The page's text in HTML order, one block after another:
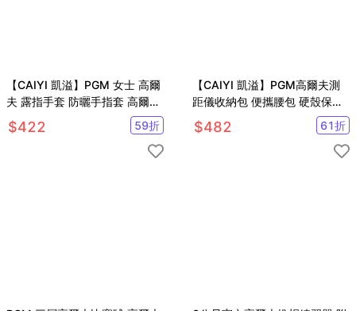
【CAIYI 凱溢】PGM 女士 高爾
夫 露指手套 防曬手指套 高爾夫
球手套
$422 59折
【CAIYI 凱溢】PGM高爾夫測
距儀收納包 便攜腰包 硬殼保護
套
$482 61折